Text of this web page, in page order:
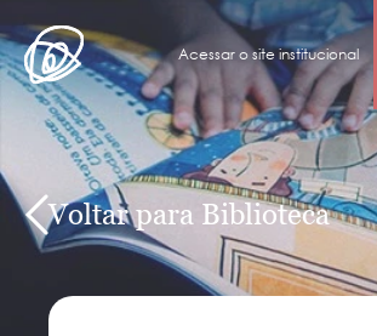
Acessar o site institucional
Voltar para Biblioteca